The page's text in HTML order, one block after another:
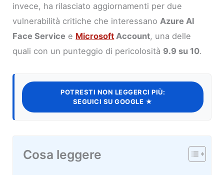
invece, ha rilasciato aggiornamenti per due
vulnerabilità critiche che interessano Azure AI
Face Service e Microsoft Account, una delle
quali con un punteggio di pericolosità 9.9 su 10.
POTRESTI NON LEGGERCI PIÙ:
SEGUICI SU GOOGLE ★
Cosa leggere